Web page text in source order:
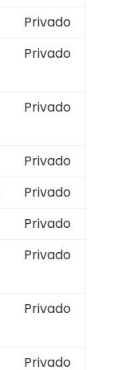
Privado
Privado
Privado
Privado
Privado
Privado
Privado
Privado
Privado